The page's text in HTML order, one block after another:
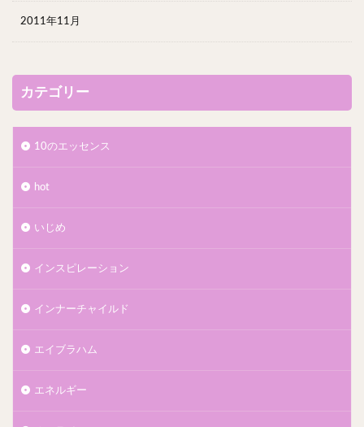
2011年11月
カテゴリー
10のエッセンス
hot
いじめ
インスピレーション
インナーチャイルド
エイブラハム
エネルギー